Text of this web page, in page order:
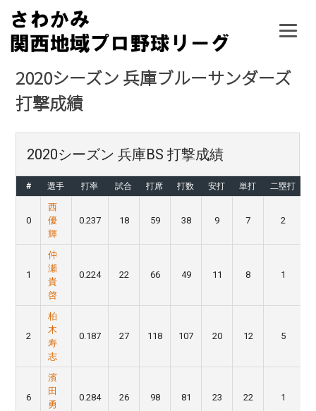
Skip
content
2020シーズン 兵庫ブルーサンダーズ
打撃成績
2020シーズン 兵庫BS 打撃成績
# 選手 打率 試合 打席 打数 安打 単打 二塁打
0
西
優
輝
0.237 18 59 38 9 7 2
1
仲
瀬
貴
啓
0.224 22 66 49 11 8 1
2
柏
木
寿
志
0.187 27 118 107 20 12 5
6
濱
田
勇
0.284 26 98 81 23 22 1